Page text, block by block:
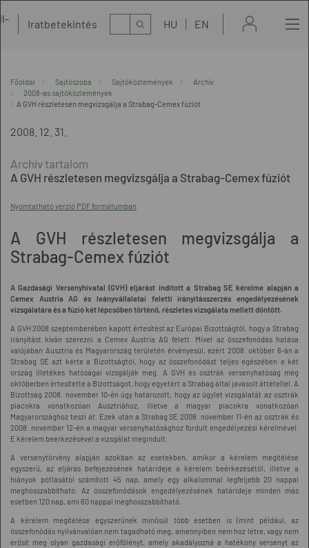
Iratbetekintés Kereső HU EN
Főoldal Sajtószoba Sajtóközlemények
Archív
2008-as sajtóközlemények
A GVH részletesen megvizsgálja a Strabag-Cemex fúziót
2008. 12. 31.
A GVH részletesen megvizsgálja a Strabag-Cemex fúziót
Nyomtatható verzió PDF formátumban
A GVH részletesen megvizsgálja a
Strabag-Cemex fúziót
A Gazdasági Versenyhivatal (GVH) eljárást indított a Strabag SE kérelme alapján a
Cemex Austria AG és leányvállalatai feletti irányításszerzés engedélyezésének
vizsgálatára és a fúzió két lépcsőben történő, részletes vizsgálata mellett döntött.
A GVH 2008 szeptemberében kapott értesítést az Európai Bizottságtól, hogy a Strabag
irányítást kíván szerezni a Cemex Austria AG felett. Mivel az összefonódás hatása
valójában Ausztria és Magyarország területén érvényesül, ezért 2008. október 6-án a
Strabag SE azt kérte a Bizottságtól, hogy az összefonódást teljes egészében e két
ország illetékes hatóságai vizsgálják meg. A GVH és osztrák versenyhatóság még
októberben értesítette a Bizottságot, hogy egyetért a Strabag által javasolt áttétellel. A
Bizottság 2008. november 10-én úgy határozott, hogy az ügylet vizsgálatát az osztrák
piacokra vonatkozóan Ausztriához, illetve a magyar piacokra vonatkozóan
Magyarországhoz teszi át. Ezek után a Strabag SE 2008. november 11-én az osztrák és
2008. november 12-én a magyar versenyhatósághoz fordult engedélyezési kérelmével.
E kérelem beérkezésével a vizsgálat megindult.
A versenytörvény alapján azokban az esetekben, amikor a kérelem megítélése
egyszerű, az eljárás befejezésének határideje a kérelem beérkezésétől, illetve a
hiányok pótlásától számított 45 nap, amely egy alkalommal legfeljebb 20 nappal
meghosszabbítható. Az összefonódások engedélyezésének határideje minden más
esetben 120 nap, ami 60 nappal meghosszabbítható.
A kérelem megítélése egyszerűnek minősül több esetben is (mint például, az
összefonódás nyilvánvalóan nem tagadható meg, amennyiben nem hoz létre, vagy nem
erősít meg olyan gazdasági erőfölényt, amely akadályozná a hatékony versenyt az